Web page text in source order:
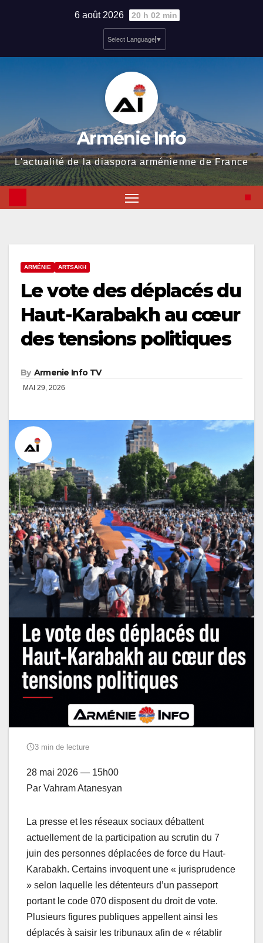
6 août 2026 20 h 02 min
Select Language ▼
Arménie Info
L'actualité de la diaspora arménienne de France
ARMÉNIE ARTSAKH
Le vote des déplacés du
Haut-Karabakh au cœur
des tensions politiques
By Armenie Info TV
MAI 29, 2026
3 min de lecture
28 mai 2026 — 15h00
Par Vahram Atanesyan
La presse et les réseaux sociaux débattent
actuellement de la participation au scrutin du 7
juin des personnes déplacées de force du Haut-
Karabakh. Certains invoquent une « jurisprudence
» selon laquelle les détenteurs d’un passeport
portant le code 070 disposent du droit de vote.
Plusieurs figures publiques appellent ainsi les
déplacés à saisir les tribunaux afin de « rétablir